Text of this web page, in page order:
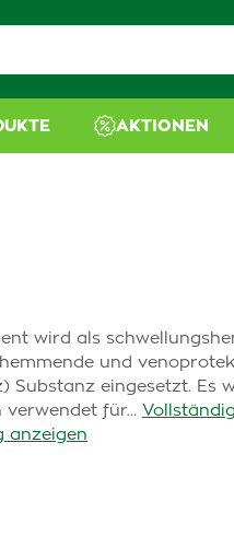
AKTIONEN
wird als
und
Substanz eingesetzt. Es
verwendet für…
anzeigen